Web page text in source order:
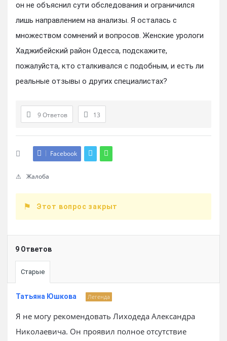
он не объяснил сути обследования и ограничился
лишь направлением на анализы. Я осталась с
множеством сомнений и вопросов. Женские урологи
Хаджибейский район Одесса, подскажите,
пожалуйста, кто сталкивался с подобным, и есть ли
реальные отзывы о других специалистах?
9 Ответов 13
Facebook
Жалоба
Этот вопрос закрыт
9 Ответов
Старые
Татьяна Юшкова Легенда
Я не могу рекомендовать Лиходеда Александра
Николаевича. Он проявил полное отсутствие